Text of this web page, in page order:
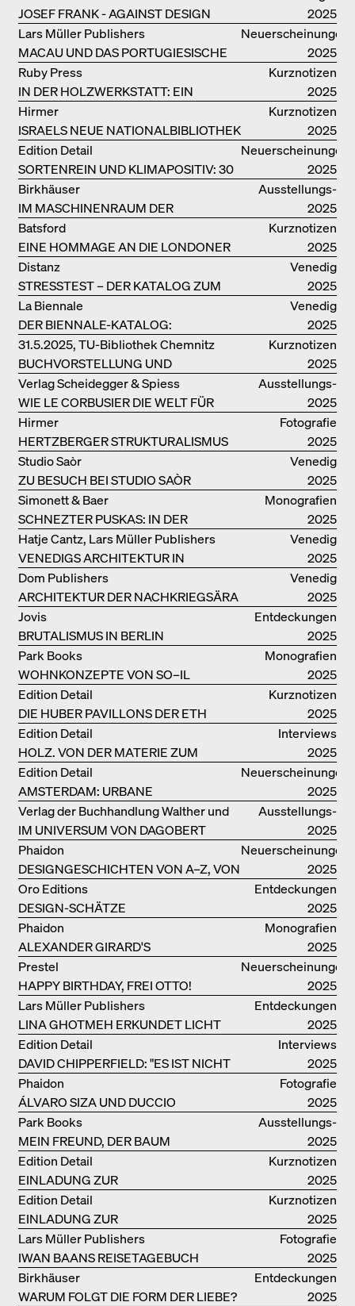
kataloge
JOSEF FRANK - AGAINST DESIGN
2025
Neuerscheinungen
MACAU UND DAS PORTUGIESISCHE
KOLONIALERBE IN CHINA
Lars Müller Publishers
2025
Kurznotizen
IN DER HOLZWERKSTATT: EIN
HANDBUCH
Ruby Press
2025
Kurznotizen
ISRAELS NEUE NATIONALBIBLIOTHEK
Hirmer
2025
Neuerscheinungen
SORTENREIN UND KLIMAPOSITIV: 30
VORBILDLICHE
HOLZKONSTRUKTIONEN
Edition Detail
2025
Ausstellungs­
kataloge
IM MASCHINENRAUM DER
ARCHITEKTUR
Birkhäuser
2025
Kurznotizen
EINE HOMMAGE AN DIE LONDONER
SOUTH BANK
Batsford
2025
Venedig
STRESSTEST – DER KATALOG ZUM
DEUTSCHEN PAVILLON IN VENEDIG
Distanz
2025
Venedig
DER BIENNALE-KATALOG:
INTELLIGENS. NATURAL. ARTIFICIAL.
COLLECTIVE
La Biennale
2025
Kurznotizen
BUCHVORSTELLUNG UND
PODIUMSDISKUSSION FREI OTTO
31.5.2025, TU-Bibliothek Chemnitz
2025
Ausstellungs­
kataloge
WIE LE CORBUSIER DIE WELT FÜR
SICH ORDNET
Verlag Scheidegger & Spiess
2025
Fotografie
HERTZBERGER STRUKTURALISMUS
Hirmer
2025
Venedig
ZU BESUCH BEI STUDIO SAÒR
Studio Saòr
2025
Monografien
SCHNEZTER PUSKAS: IN DER
DRITTEN GENERATION
Simonett & Baer
2025
Venedig
VENEDIGS ARCHITEKTUR IN
ELEMENTEN UND DIE STADT ALS
REALITÄT
Hatje Cantz, Lars Müller Publishers
2025
Venedig
ARCHITEKTUR DER NACHKRIEGSÄRA
IN VENEDIG
Dom Publishers
2025
Entdeckungen
BRUTALISMUS IN BERLIN
Jovis
2025
Monografien
WOHNKONZEPTE VON SO–IL
Park Books
2025
Kurznotizen
DIE HUBER PAVILLONS DER ETH
ZÜRICH – WIEDERVERWENDET!
Edition Detail
2025
Interviews
HOLZ. VON DER MATERIE ZUM
GEBAUTEN
Edition Detail
2025
Neuerscheinungen
AMSTERDAM: URBANE
ARCHITEKTUR UND LEBENSRÄUME
Edition Detail
2025
Ausstellungs­
kataloge
IM UNIVERSUM VON DAGOBERT
PECHE
Verlag der Buchhandlung Walther und
Franz König
2025
Neuerscheinungen
DESIGNGESCHICHTEN VON A–Z, VON
GAE AULENTI BIS ZU SORI YANAGI
Phaidon
2025
Entdeckungen
DESIGN-SCHÄTZE
WIEDERENTDECKT: FINN JUHLS
CHIEFTAIN CHAIR
Oro Editions
2025
Monografien
ALEXANDER GIRARD'S
OPTIMISTISCHE ENTWÜRFE
Phaidon
2025
Neuerscheinungen
HAPPY BIRTHDAY, FREI OTTO!
Prestel
2025
Entdeckungen
LINA GHOTMEH ERKUNDET LICHT
UND DUNKELHEIT
Lars Müller Publishers
2025
Interviews
DAVID CHIPPERFIELD: "ES IST NICHT
SO LEICHT, BERLIN ZU MÖGEN"
Edition Detail
2025
Fotografie
ÁLVARO SIZA UND DUCCIO
MALAGAMBA: SKIZZEN UND
FOTOGRAFIEN
Phaidon
2025
Ausstellungs­
kataloge
MEIN FREUND, DER BAUM
Park Books
2025
Kurznotizen
EINLADUNG ZUR
BUCHVORSTELLUNG
Edition Detail
2025
Kurznotizen
EINLADUNG ZUR
BUCHPRÄSENTATION IM
BREGENZERWALD
Edition Detail
2025
Fotografie
IWAN BAANS REISETAGEBUCH
Lars Müller Publishers
2025
Entdeckungen
WARUM FOLGT DIE FORM DER LIEBE?
Birkhäuser
2025